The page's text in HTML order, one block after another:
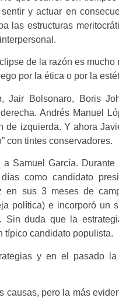
y actuar en
las estructuras
de la razón es
por la ética o por la
Jair Bolsonaro, Boris
Andrés Manuel
de izquierda. Y ahora
con tintes conservadores.
Samuel García.
como candidato
en sus 3 meses de
política) e incorporó un
Sin duda que la
típico candidato populista.
y en el pasado
causas, pero la más